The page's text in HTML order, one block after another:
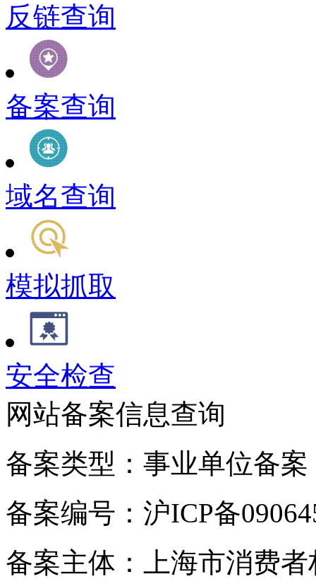
反链查询
备案查询
域名查询
模拟抓取
安全检查
网站备案信息查询
备案类型：事业单位备案
备案编号：沪ICP备
备案主体：上海市消费